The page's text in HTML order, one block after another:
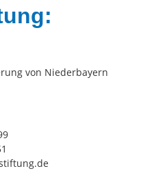
von Niederbayern